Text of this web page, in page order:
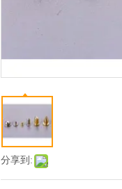
分享到: